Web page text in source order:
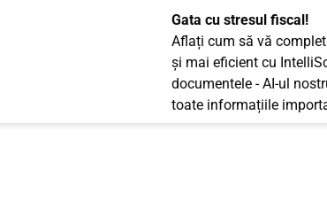
Gata cu stresul fiscal!
Aflați cum să vă
și mai eficient cu
documentele - AI-ul
toate informațiile